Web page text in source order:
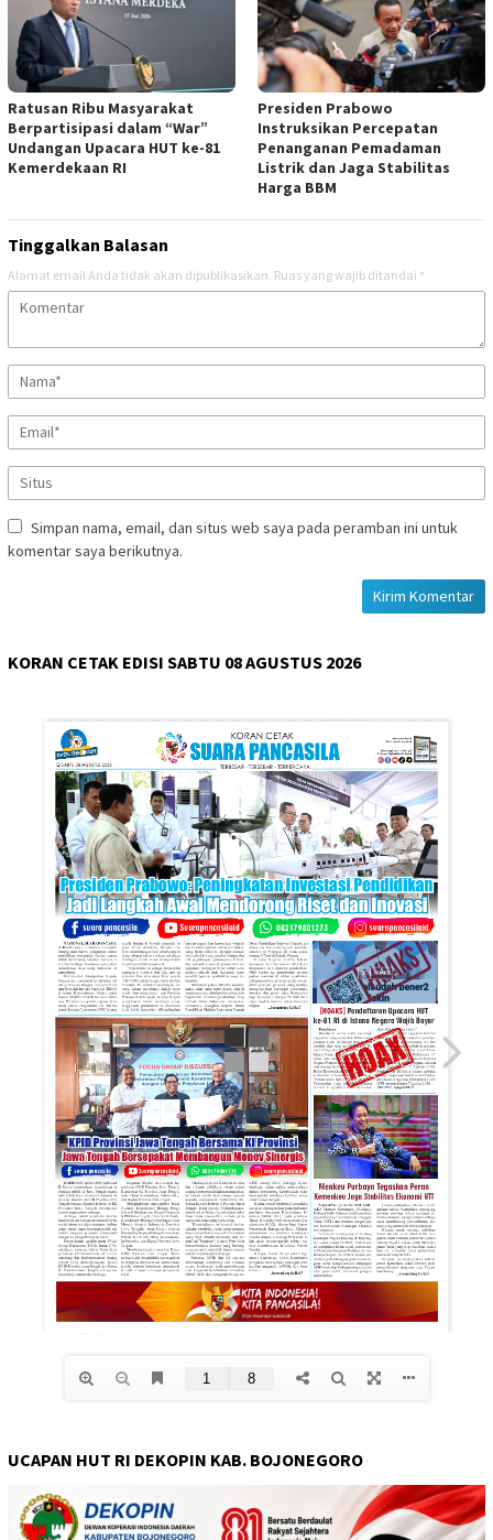
Ratusan Ribu Masyarakat
Berpartisipasi dalam “War”
Undangan Upacara HUT ke-81
Kemerdekaan RI
Presiden Prabowo
Instruksikan Percepatan
Penanganan Pemadaman
Listrik dan Jaga Stabilitas
Harga BBM
Tinggalkan Balasan
Alamat email Anda tidak akan dipublikasikan. Ruas yang wajib ditandai *
Simpan nama, email, dan situs web saya pada peramban ini untuk
komentar saya berikutnya.
KORAN CETAK EDISI SABTU 08 AGUSTUS 2026
UCAPAN HUT RI DEKOPIN KAB. BOJONEGORO